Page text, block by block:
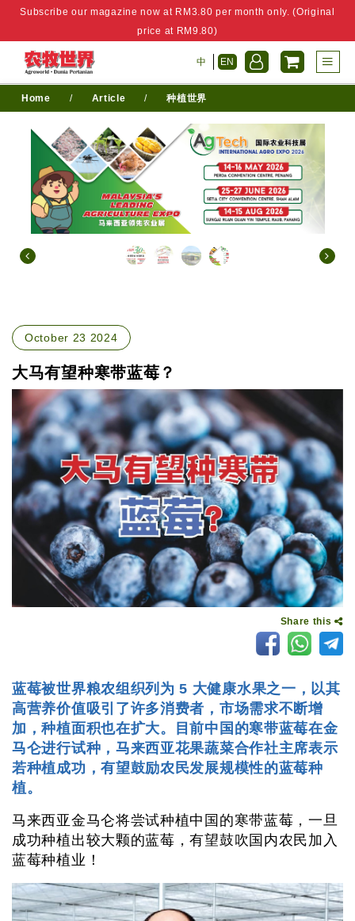
Subscribe our magazine now at RM3.80 per month only. (Original
price at RM9.80)
中 EN
Home / Article / 种植世界
October 23 2024
大马有望种寒带蓝莓？
Share this
蓝莓被世界粮农组织列为 5 大健康水果之一，以其
高营养价值吸引了许多消费者，市场需求不断增
加，种植面积也在扩大。目前中国的寒带蓝莓在金
马仑进行试种，马来西亚花果蔬菜合作社主席表示
若种植成功，有望鼓励农民发展规模性的蓝莓种
植。
马来西亚金马仑将尝试种植中国的寒带蓝莓，一旦
成功种植出较大颗的蓝莓，有望鼓吹国内农民加入
蓝莓种植业！